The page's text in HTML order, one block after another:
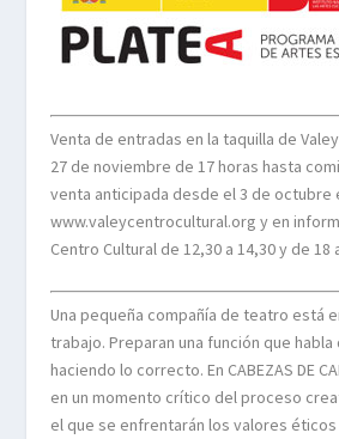
Venta de entradas en la taquilla de
27 de noviembre de 17 horas hasta
venta anticipada desde el 3 de octubre
www.valeycentrocultural.org y en
Centro Cultural de 12,30 a 14,30 y de 18
Una pequeña compañía de teatro está
trabajo. Preparan una función que
haciendo lo correcto. En CABEZAS DE
en un momento crítico del proceso
el que se enfrentarán los valores